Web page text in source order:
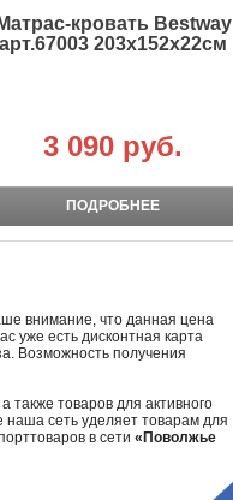
Матрас-кровать Bestway
арт.67003 203х152х22см
3 090 руб.
ПОДРОБНЕЕ
внимание, что данная цена
уже есть дисконтная карта
Возможность получения
также товаров для активного
сеть уделяет товарам для
в сети «Поволжье